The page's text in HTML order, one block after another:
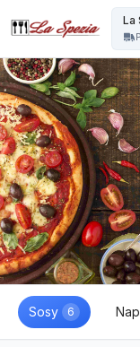
La
Sosy 6